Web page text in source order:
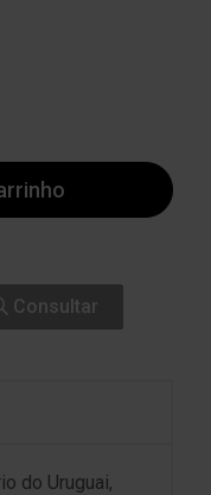
Consultar
do Uruguai,